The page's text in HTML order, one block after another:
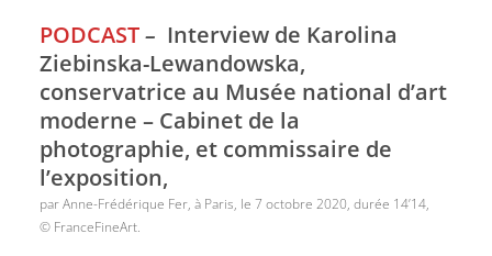
PODCAST– Interview de Karolina
Ziebinska-Lewandowska,
conservatrice au Musée national d’art
moderne – Cabinet de la
photographie, et commissaire de
l’exposition,
par Anne-Frédérique Fer, à Paris, le 7 octobre 2020, durée 14’14,
© FranceFineArt.